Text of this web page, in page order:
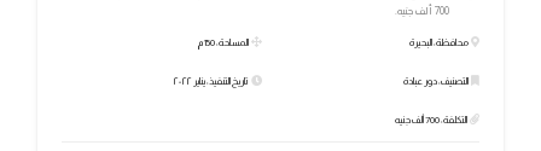
700 ألف جنيه.
محافظة: البحيرة
التصنيف: دور عبادة
التكلفة: 700 ألف جنيه
المساحة: 150 م
تاريخ التنفيذ: يناير ٢٠٢٢